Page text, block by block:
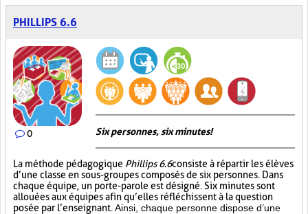
PHILLIPS 6.6
0 Six personnes, six minutes!
La méthode pédagogique Phillips 6.6consiste à répartir les élèves
d’une classe en sous-groupes composés de six personnes. Dans
chaque équipe, un porte-parole est désigné. Six minutes sont
allouées aux équipes afin qu’elles réfléchissent à la question
posée par l’enseignant. Ainsi, chaque personne dispose d’une